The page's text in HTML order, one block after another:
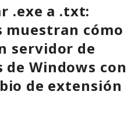
.exe a .txt:
muestran cómo
servidor de
Windows con
de extensión